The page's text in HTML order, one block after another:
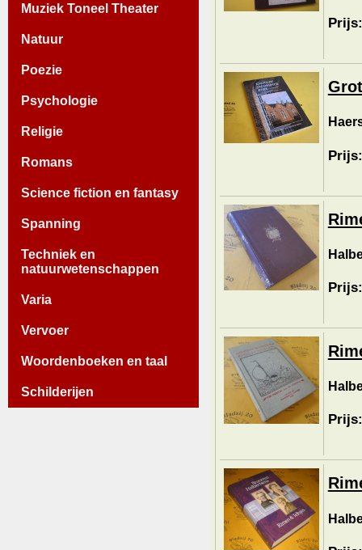
Muziek Toneel Theater
Natuur
Poezie
Psychologie
Religie
Romans
Science fiction en fantasy
Spanning
Techniek en
natuurwetenschappen
Varia
Vervoer
Woordenboeken en taal
Schilderijen